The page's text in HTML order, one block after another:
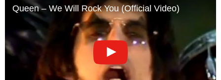
Queen – We Will Rock You (Official Video)